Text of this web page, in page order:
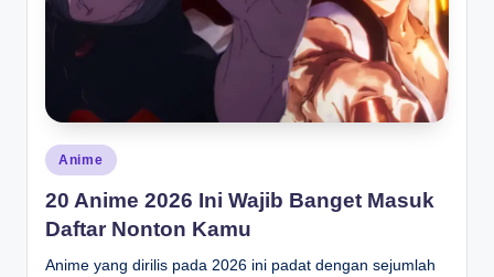
Posted
in
Anime
20 Anime 2026 Ini Wajib Banget Masuk
Daftar Nonton Kamu
Anime yang dirilis pada 2026 ini padat dengan sejumlah